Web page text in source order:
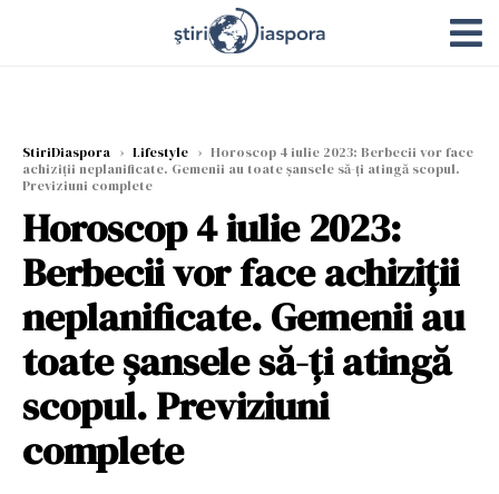
StiriDiaspora › Lifestyle › Horoscop 4 iulie 2023: Berbecii vor face
achiziții neplanificate. Gemenii au toate șansele să-ți atingă scopul.
Previziuni complete
Horoscop 4 iulie 2023:
Berbecii vor face achiziții
neplanificate. Gemenii au
toate șansele să-ți atingă
scopul. Previziuni
complete